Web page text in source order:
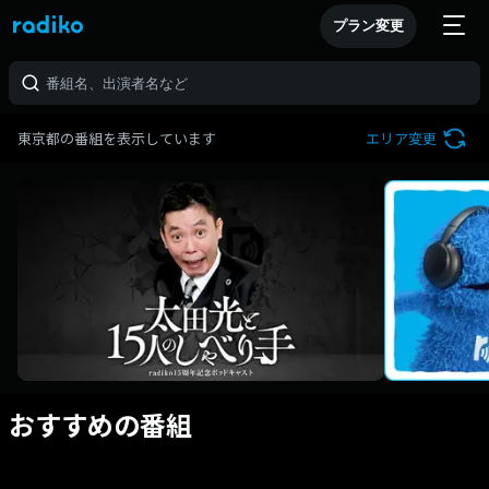
プラン変更
東京都の番組を表示しています エリア変更
おすすめの番組